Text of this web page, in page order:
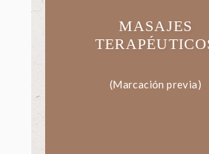
MASAJES
(Marcación previa)